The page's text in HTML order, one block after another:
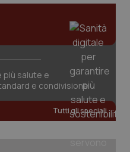
più salute e
e condivisione
Tutti gli speciali
www.quotidianosanita.it
2